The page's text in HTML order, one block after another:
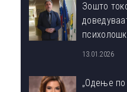
Зошто
13.01.2026
„Одење